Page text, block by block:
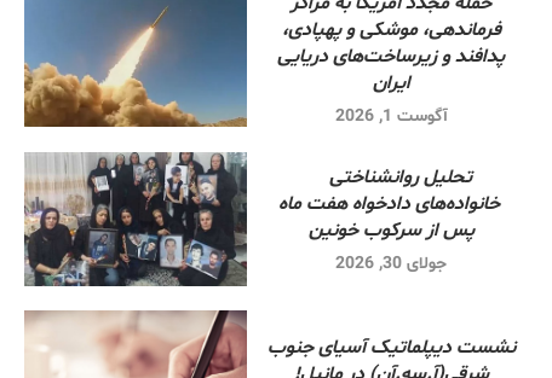
فرماندهی، موشکی و پهپادی،
پدافند و زیرساخت‌های دریایی
ایران
آگوست 1, 2026
تحلیل روانشناختی
خانواده‌های دادخواه هفت ماه
پس از سرکوب خونین
جولای 30, 2026
نشست دیپلماتیک آسیای جنوب